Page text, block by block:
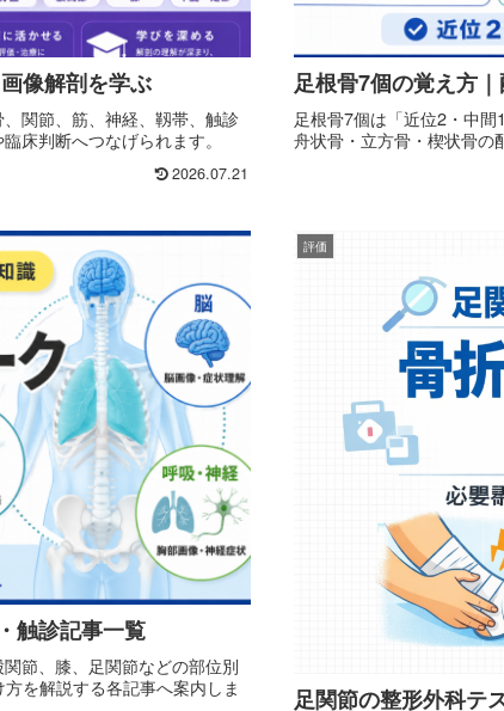
像解剖を学ぶ
関節、筋、神経、靱帯、触診
床判断へつなげられます。
2026.07.21
足根骨7個の覚え方
足根骨7個は「近位2・中
舟状骨・立方骨・楔状骨の
触診記事一覧
節、膝、足関節などの部位別
を解説する各記事へ案内しま
評価
足関節の整形外科テ